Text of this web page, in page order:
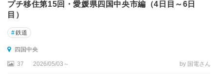
プチ移住第15回・愛媛県四国中央市編（4日目～6日
目）
#鉄道
四国中央
37 2026/05/03～ by 国電さん